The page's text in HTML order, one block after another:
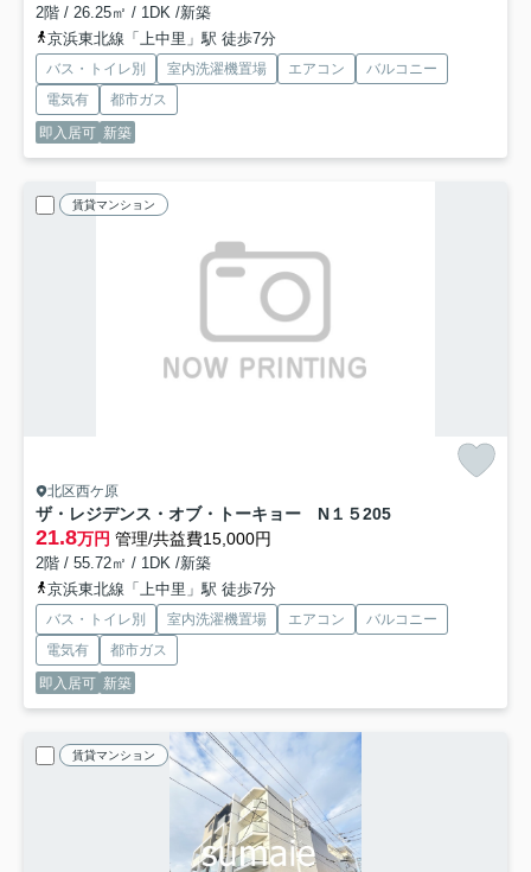
2階 / 26.25㎡ / 1DK /新築
京浜東北線「上中里」駅 徒歩7分
バス・トイレ別 室内洗濯機置場 エアコン
バルコニー
電気有
都市ガス
即入居可 新築
賃貸マンション
北区西ケ原
ザ・レジデンス・オブ・トーキョー N１５205
21.8万円 管理/共益費15,000円
2階 / 55.72㎡ / 1DK /新築
京浜東北線「上中里」駅 徒歩7分
バス・トイレ別 室内洗濯機置場 エアコン
バルコニー
電気有
都市ガス
即入居可 新築
賃貸マンション